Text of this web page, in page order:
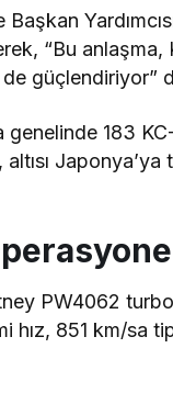
“Bu
güçlendiriyor”
genelinde 183
PW4062
851 km/sa